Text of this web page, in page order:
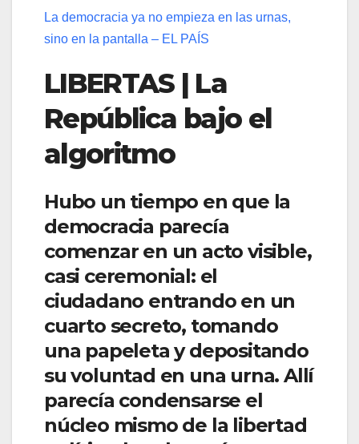
La democracia ya no empieza en las urnas,
sino en la pantalla – EL PAÍS
LIBERTAS | La
República bajo el
algoritmo
Hubo un tiempo en que la
democracia parecía
comenzar en un acto visible,
casi ceremonial: el
ciudadano entrando en un
cuarto secreto, tomando
una papeleta y depositando
su voluntad en una urna. Allí
parecía condensarse el
núcleo mismo de la libertad